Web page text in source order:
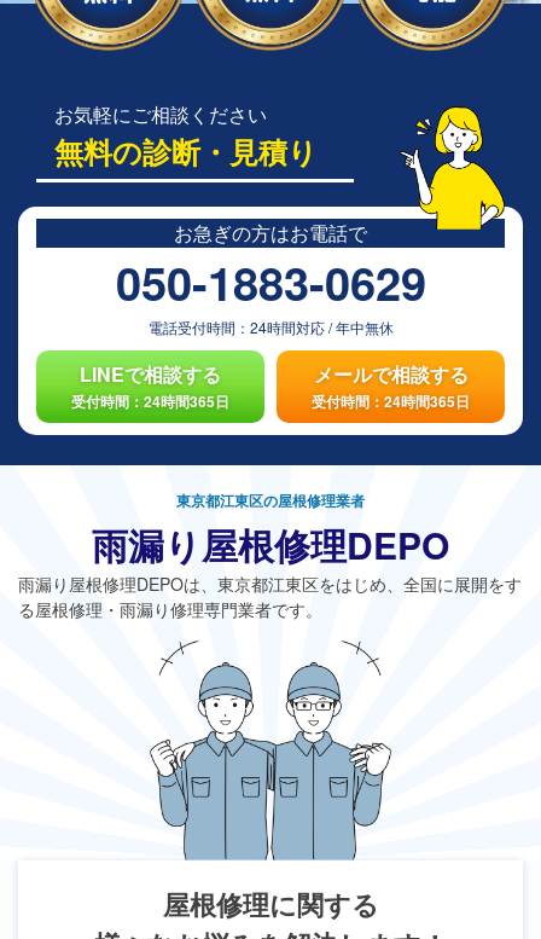
お気軽にご相談ください
無料の診断・見積り
お急ぎの方はお電話で
050-1883-0629
電話受付時間： 24時間対応/年中無休
LINEで相談する
受付時間：24時間365日
メールで相談する
受付時間：24時間365日
東京都江東区の屋根修理業者
雨漏り屋根修理DEPO
雨漏り屋根修理DEPOは、東京都江東区をはじめ、全国に展開をす
る屋根修理・雨漏り修理専門業者です。
屋根修理に関する